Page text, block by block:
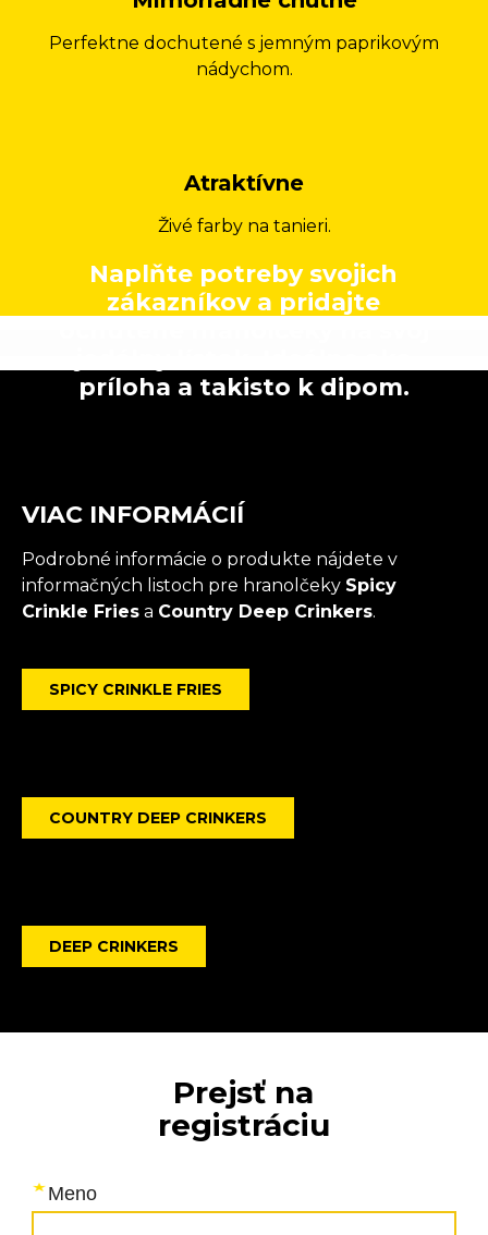
Perfektne dochutené s jemným paprikovým
nádychom.
Atraktívne
Živé farby na tanieri.
Naplňte potreby svojich
zákazníkov a pridajte
príloha a takisto k dipom.
VIAC INFORMÁCIÍ
Podrobné informácie o produkte nájdete v
informačných listoch pre hranolčeky Spicy
Crinkle Fries a Country Deep Crinkers.
SPICY CRINKLE FRIES
COUNTRY DEEP CRINKERS
DEEP CRINKERS
Prejsť na
registráciu